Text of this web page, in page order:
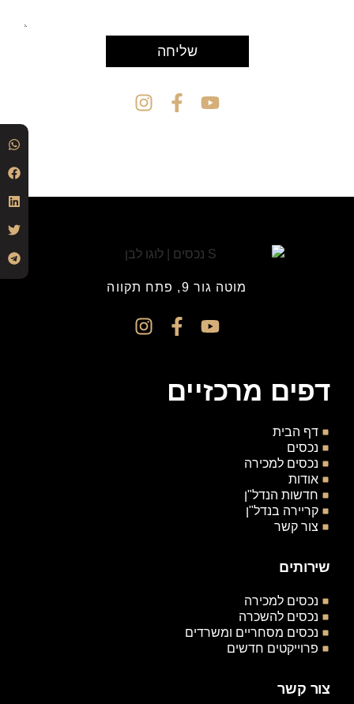
שליחה
מוטה גור 9, פתח תקווה
דפים מרכזיים
דף הבית
נכסים
נכסים למכירה
אודות
חדשות הנדל"ן
קריירה בנדל"ן
צור קשר
שירותים
נכסים למכירה
נכסים להשכרה
נכסים מסחריים ומשרדים
פרוייקטים חדשים
צור קשר